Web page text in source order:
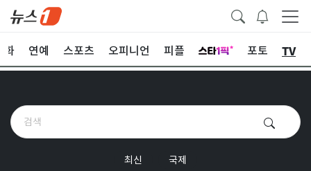
화 연예 스포츠 오피니언 피플 포토 TV
최신 국제